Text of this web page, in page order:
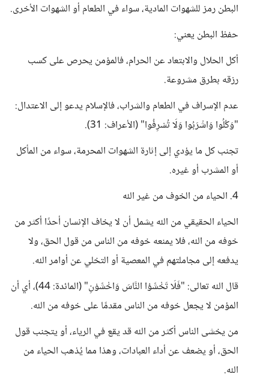
البطن رمز للشهوات المادية، سواء في الطعام أو الشهوات الأخرى.
حفظ البطن يعني:
أكل الحلال والابتعاد عن الحرام، فالمؤمن يحرص على كسب
رزقه بطرق مشروعة.
عدم الإسراف في الطعام والشراب، فالإسلام يدعو إلى الاعتدال:
"وَكُلُوا وَاشْرَبُوا وَلَا تُسْرِفُوا" (الأعراف: 31).
تجنب كل ما يؤدي إلى إثارة الشهوات المحرمة، سواء من المأكل
أو المشرب أو غيره.
4. الحياء من الخوف من غير الله
الحياء الحقيقي من الله يشمل أن لا يخاف الإنسان أحدًا أكثر من
خوفه من الله، فلا يمنعه خوفه من الناس من قول الحق، ولا
يدفعه إلى مجاملتهم في المعصية أو التخلي عن أوامر الله.
قال الله تعالى: "فَلَا تَخْشَوُا النَّاسَ وَاخْشَوْنِ" (المائدة: 44)، أي أن
المؤمن لا يجعل خوفه من الناس مقدمًا على خوفه من الله.
من يخشى الناس أكثر من الله قد يقع في الرياء، أو يتجنب قول
الحق، أو يضعف عن أداء العبادات، وهذا مما يُذهب الحياء من
الله.